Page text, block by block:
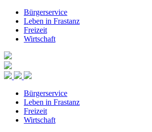
Bürgerservice
Leben in Frastanz
Freizeit
Wirtschaft
Bürgerservice
Leben in Frastanz
Freizeit
Wirtschaft